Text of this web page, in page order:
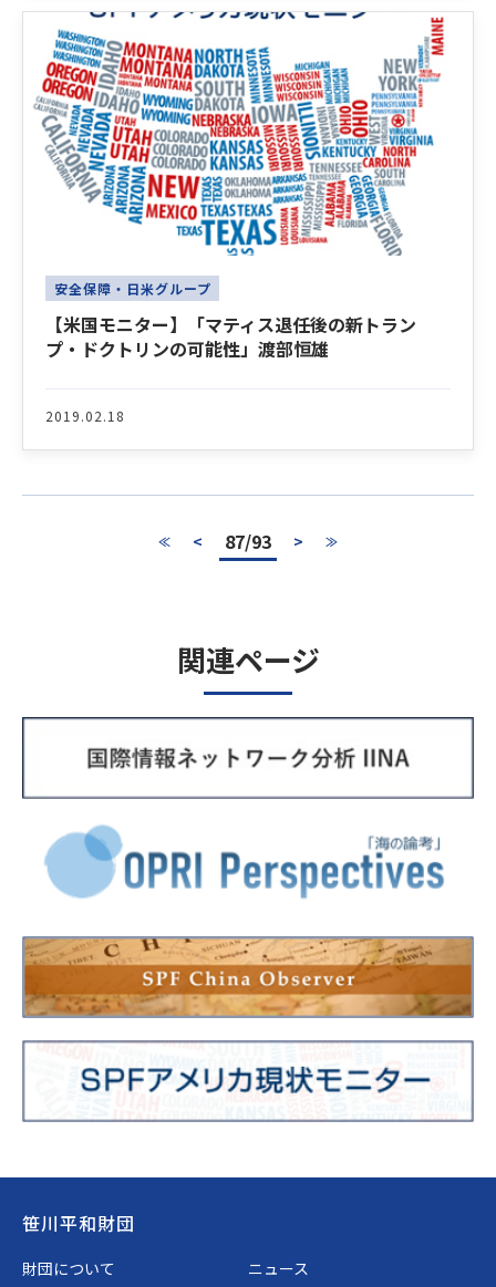
安全保障・日米グループ
【米国モニター】「マティス退任後の新トラン
プ・ドクトリンの可能性」渡部恒雄
2019.02.18
≪ < 87/93 > ≫
関連ページ
Footer
笹川平和財団
財団について
ニュース